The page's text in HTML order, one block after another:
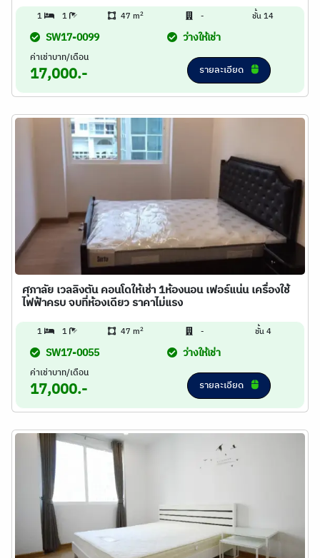
1 1 47 m2 - ชั้น 14
SW17-0099 ว่างให้เช่า
ค่าเช่าบาท/เดือน
17,000.- รายละเอียด
ศุภาลัย เวลลิงตัน คอนโดให้เช่า 1ห้องนอน เฟอร์แน่น เครื่องใช้
ไฟฟ้าครบ จบที่ห้องเดียว ราคาไม่แรง
1 1 47 m2 - ชั้น 4
SW17-0055 ว่างให้เช่า
ค่าเช่าบาท/เดือน
17,000.- รายละเอียด